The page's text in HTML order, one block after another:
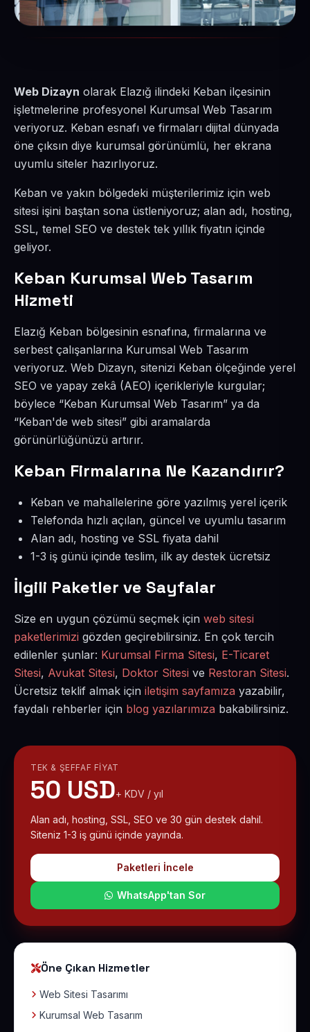
Web Dizayn olarak Elazığ ilindeki Keban ilçesinin
işletmelerine profesyonel Kurumsal Web Tasarım
veriyoruz. Keban esnafı ve firmaları dijital dünyada
öne çıksın diye kurumsal görünümlü, her ekrana
uyumlu siteler hazırlıyoruz.
Keban ve yakın bölgedeki müşterilerimiz için web
sitesi işini baştan sona üstleniyoruz; alan adı, hosting,
SSL, temel SEO ve destek tek yıllık fiyatın içinde
geliyor.
Keban Kurumsal Web Tasarım
Hizmeti
Elazığ Keban bölgesinin esnafına, firmalarına ve
serbest çalışanlarına Kurumsal Web Tasarım
veriyoruz. Web Dizayn, sitenizi Keban ölçeğinde yerel
SEO ve yapay zekâ (AEO) içerikleriyle kurgular;
böylece “Keban Kurumsal Web Tasarım” ya da
“Keban'de web sitesi” gibi aramalarda
görünürlüğünüzü artırır.
Keban Firmalarına Ne Kazandırır?
Keban ve mahallelerine göre yazılmış yerel içerik
Telefonda hızlı açılan, güncel ve uyumlu tasarım
Alan adı, hosting ve SSL fiyata dahil
1-3 iş günü içinde teslim, ilk ay destek ücretsiz
İlgili Paketler ve Sayfalar
Size en uygun çözümü seçmek için web sitesi
paketlerimizi gözden geçirebilirsiniz. En çok tercih
edilenler şunlar: Kurumsal Firma Sitesi, E-Ticaret
Sitesi, Avukat Sitesi, Doktor Sitesi ve Restoran Sitesi.
Ücretsiz teklif almak için iletişim sayfamıza yazabilir,
faydalı rehberler için blog yazılarımıza bakabilirsiniz.
TEK & ŞEFFAF FIYAT
50 USD+ KDV / yıl
Alan adı, hosting, SSL, SEO ve 30 gün destek dahil.
Siteniz 1-3 iş günü içinde yayında.
Paketleri İncele
WhatsApp'tan Sor
Öne Çıkan Hizmetler
Web Sitesi Tasarımı
Kurumsal Web Tasarım